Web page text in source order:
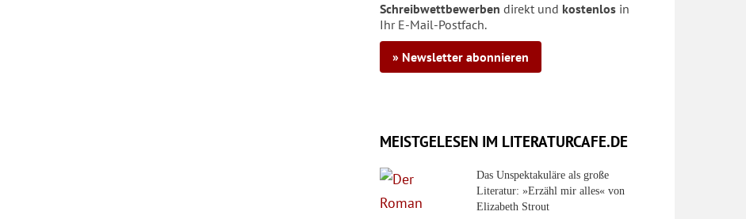
Schreibwettbewerben direkt und kostenlos in
Ihr E-Mail-Postfach.
» Newsletter abonnieren
MEISTGELESEN IM LITERATURCAFE.DE
Das Unspektakuläre als große
Literatur: »Erzähl mir alles« von
Elizabeth Strout